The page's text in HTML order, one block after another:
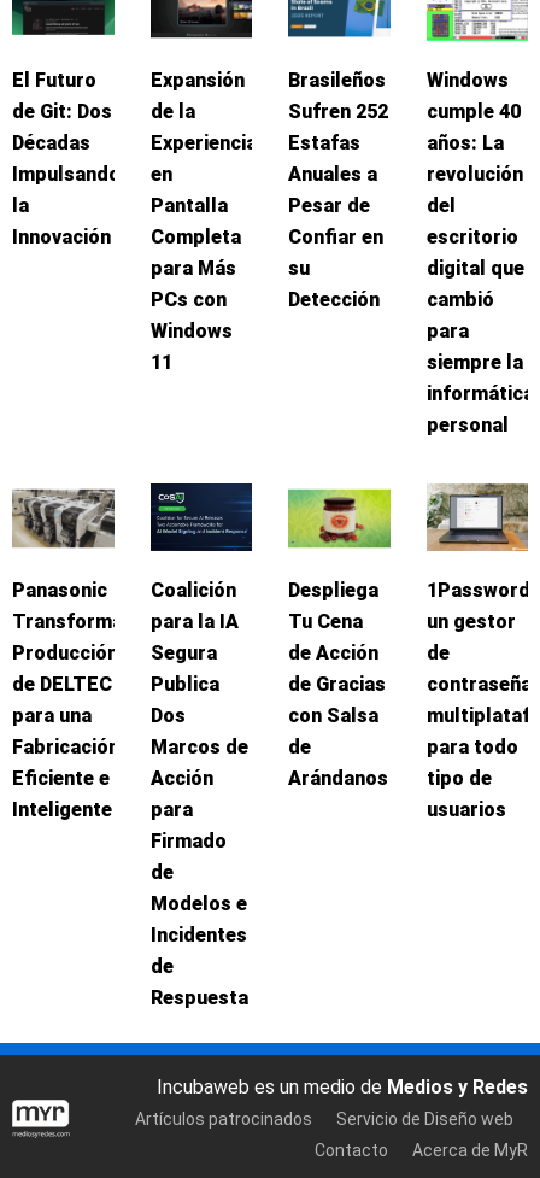
El Futuro
de Git: Dos
Décadas
Impulsando
la
Innovación
Expansión
de la
Experiencia
en
Pantalla
Completa
para Más
PCs con
Windows
11
Brasileños
Sufren 252
Estafas
Anuales a
Pesar de
Confiar en
su
Detección
Windows
cumple 40
años: La
revolución
del
escritorio
digital que
cambió
para
siempre la
informática
personal
Panasonic
Transforma
Producción
de DELTEC
para una
Fabricación
Eficiente e
Inteligente
Coalición
para la IA
Segura
Publica
Dos
Marcos de
Acción
para
Firmado
de
Modelos e
Incidentes
de
Respuesta
Despliega
Tu Cena
de Acción
de Gracias
con Salsa
de
Arándanos
1Password:
un gestor
de
para todo
tipo de
usuarios
Incubaweb es un medio de Medios y Redes
Artículos patrocinados
Servicio de Diseño web
Contacto
Acerca de MyR